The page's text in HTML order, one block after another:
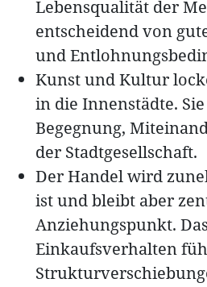
Lebensqualität der
entscheidend von
und
Kunst und Kultur
in die Innenstädte.
Begegnung,
der Stadtgesellschaft.
Der Handel wird
ist und bleibt aber
Anziehungspunkt.
Einkaufsverhalten